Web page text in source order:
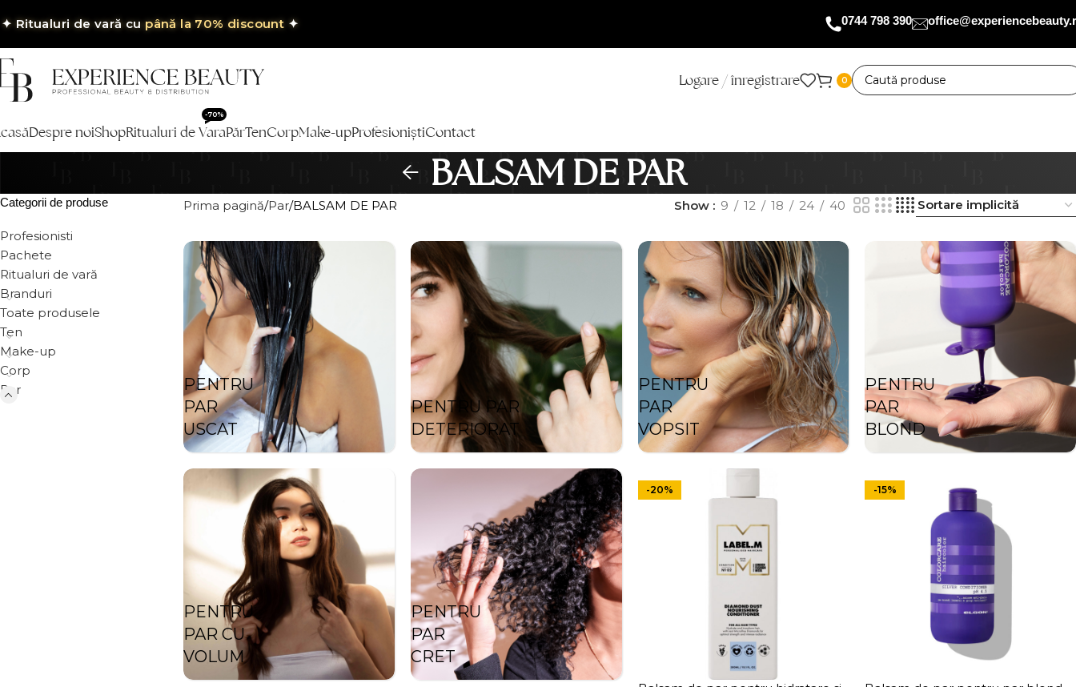
✦ Ritualuri de vară cupână la 70% discount ✦ 0744 798 390
Logare / înregistrare 0
Despre noiShopRitualuri de Vara
-70%
PărTenCorpMake-upProfesioniștiContact
BALSAM DE PAR
Categorii de produse
Profesionisti
Pachete
Ritualuri de vară
Branduri
Toate produsele
Ten
Make-up
Corp
Par
Prima pagină Par BALSAM DE PAR Show 9 12 18 24 40
PENTRU
PAR
USCAT
PENTRU PAR
DETERIORAT
PENTRU
PAR
VOPSIT
PENTRU
PAR
BLOND
PENTRU
PAR CU
VOLUM
PENTRU
PAR
CRET
-20% -15%